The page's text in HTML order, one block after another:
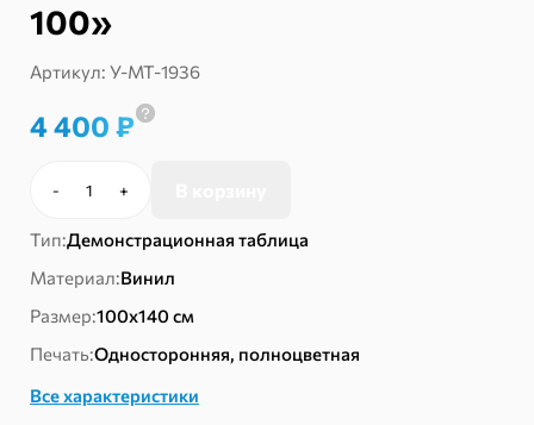
100»
Артикул: У-МТ-1936
4 400 ₽
-
Количество
Таблица
демонстрационная
квадратов
натуральных
от
+
Тип:Демонстрационная таблица
Материал:Винил
Размер:100х140 см
Печать:Односторонняя, полноцветная
Все характеристики